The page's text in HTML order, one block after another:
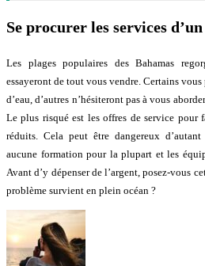
Se procurer les services
Les plages populaires des Bahamas
essayeront de tout vous vendre. Certains
d’eau, d’autres n’hésiteront pas à vous
Le plus risqué est les offres de service pour
réduits. Cela peut être dangereux
aucune formation pour la plupart et les
Avant d’y dépenser de l’argent, posez-vous
problème survient en plein océan ?